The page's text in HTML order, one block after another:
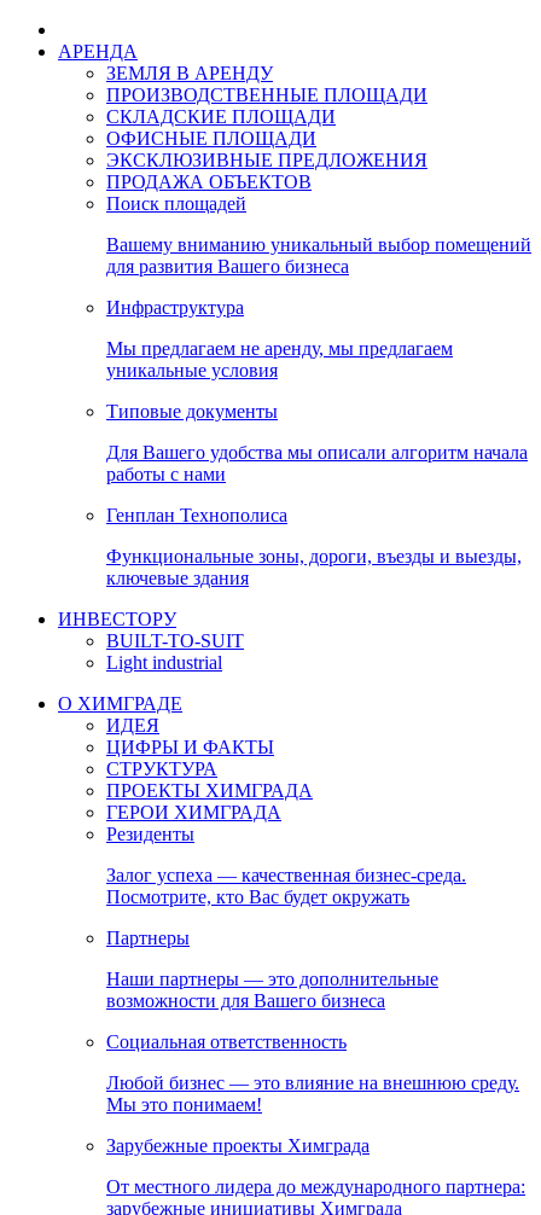
АРЕНДА
ЗЕМЛЯ В АРЕНДУ
ПРОИЗВОДСТВЕННЫЕ ПЛОЩАДИ
СКЛАДСКИЕ ПЛОЩАДИ
ОФИСНЫЕ ПЛОЩАДИ
ЭКСКЛЮЗИВНЫЕ ПРЕДЛОЖЕНИЯ
ПРОДАЖА ОБЪЕКТОВ
Поиск площадей
Вашему вниманию уникальный выбор помещений
для развития Вашего бизнеса
Инфраструктура
Мы предлагаем не аренду, мы предлагаем
уникальные условия
Типовые документы
Для Вашего удобства мы описали алгоритм начала
работы с нами
Генплан Технополиса
Функциональные зоны, дороги, въезды и выезды,
ключевые здания
ИНВЕСТОРУ
BUILT-TO-SUIT
Light industrial
О ХИМГРАДЕ
ИДЕЯ
ЦИФРЫ И ФАКТЫ
СТРУКТУРА
ПРОЕКТЫ ХИМГРАДА
ГЕРОИ ХИМГРАДА
Резиденты
Залог успеха — качественная бизнес-среда.
Посмотрите, кто Вас будет окружать
Партнеры
Наши партнеры — это дополнительные
возможности для Вашего бизнеса
Социальная ответственность
Любой бизнес — это влияние на внешнюю среду.
Мы это понимаем!
Зарубежные проекты Химграда
От местного лидера до международного партнера:
зарубежные инициативы Химграда